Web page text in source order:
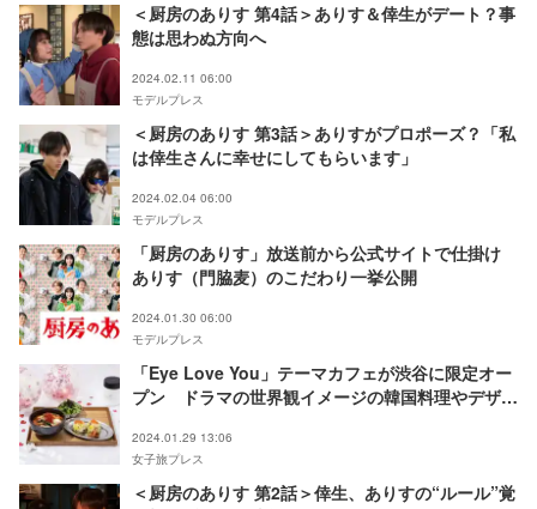
＜厨房のありす 第4話＞ありす＆倖生がデート？事
態は思わぬ方向へ
2024.02.11 06:00
モデルプレス
＜厨房のありす 第3話＞ありすがプロポーズ？「私
は倖生さんに幸せにしてもらいます」
2024.02.04 06:00
モデルプレス
「厨房のありす」放送前から公式サイトで仕掛け
ありす（門脇麦）のこだわり一挙公開
2024.01.30 06:00
モデルプレス
「Eye Love You」テーマカフェが渋谷に限定オー
プン ドラマの世界観イメージの韓国料理やデザー
2024.01.29 13:06
女子旅プレス
＜厨房のありす 第2話＞倖生、ありすの“ルール”覚